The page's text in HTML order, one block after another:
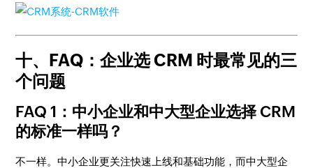
十、FAQ：企业选 CRM 时最常见的三
个问题
FAQ 1：中小企业和中大型企业选择 CRM
的标准一样吗？
不一样。中小企业更关注快速上线和基础功能，而中大型企